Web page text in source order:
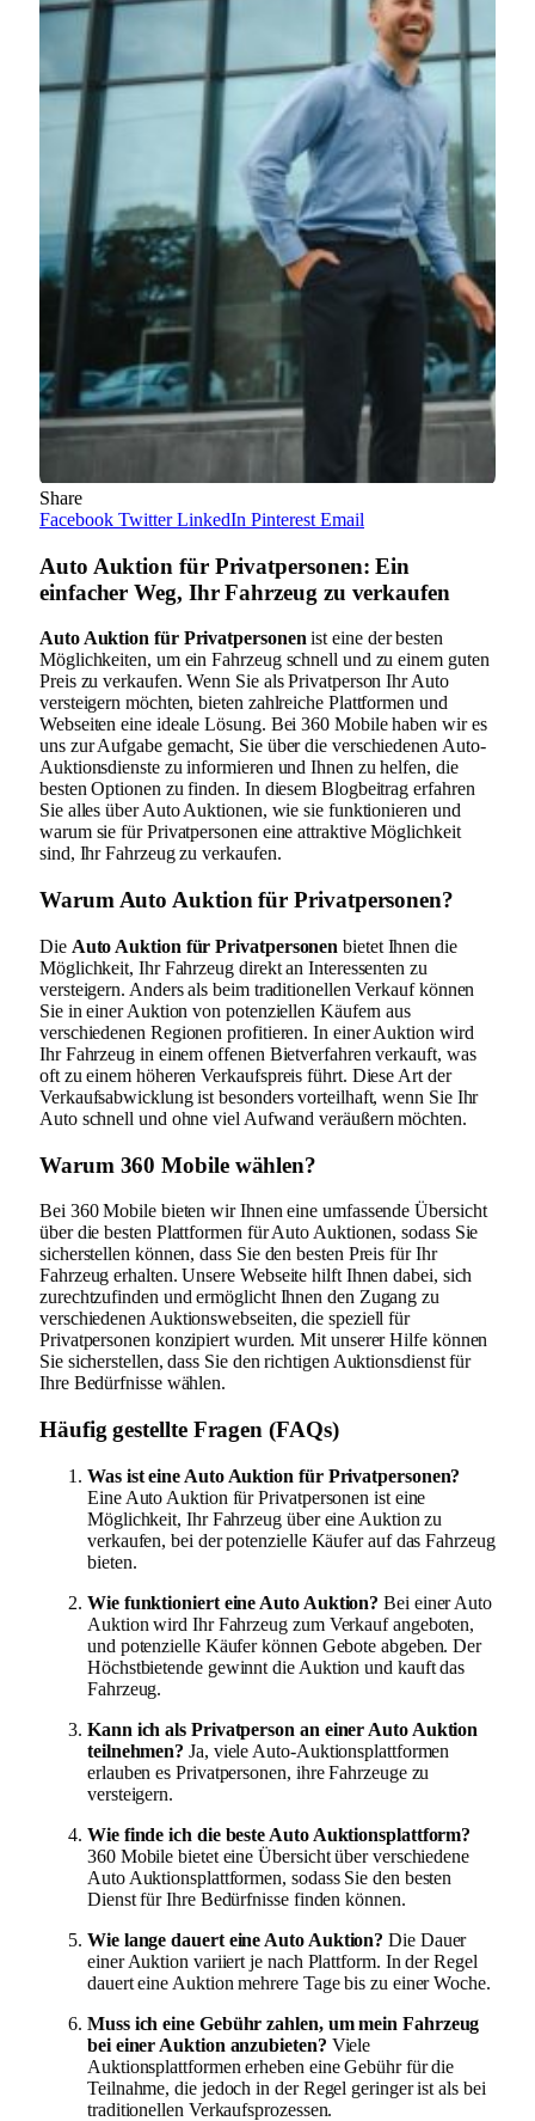
Share
Facebook Twitter LinkedIn Pinterest Email
Auto Auktion für Privatpersonen: Ein
einfacher Weg, Ihr Fahrzeug zu verkaufen
Auto Auktion für Privatpersonenist eine der besten
Möglichkeiten, um ein Fahrzeug schnell und zu einem guten
Preis zu verkaufen. Wenn Sie als Privatperson Ihr Auto
versteigern möchten, bieten zahlreiche Plattformen und
Webseiten eine ideale Lösung. Bei 360 Mobile haben wir es
uns zur Aufgabe gemacht, Sie über die verschiedenen Auto-
Auktionsdienste zu informieren und Ihnen zu helfen, die
besten Optionen zu finden. In diesem Blogbeitrag erfahren
Sie alles über Auto Auktionen, wie sie funktionieren und
warum sie für Privatpersonen eine attraktive Möglichkeit
sind, Ihr Fahrzeug zu verkaufen.
Warum Auto Auktion für Privatpersonen?
Die Auto Auktion für Privatpersonen bietet Ihnen die
Möglichkeit, Ihr Fahrzeug direkt an Interessenten zu
versteigern. Anders als beim traditionellen Verkauf können
Sie in einer Auktion von potenziellen Käufern aus
verschiedenen Regionen profitieren. In einer Auktion wird
Ihr Fahrzeug in einem offenen Bietverfahren verkauft, was
oft zu einem höheren Verkaufspreis führt. Diese Art der
Verkaufsabwicklung ist besonders vorteilhaft, wenn Sie Ihr
Auto schnell und ohne viel Aufwand veräußern möchten.
Warum 360 Mobile wählen?
Bei 360 Mobile bieten wir Ihnen eine umfassende Übersicht
über die besten Plattformen für Auto Auktionen, sodass Sie
sicherstellen können, dass Sie den besten Preis für Ihr
Fahrzeug erhalten. Unsere Webseite hilft Ihnen dabei, sich
zurechtzufinden und ermöglicht Ihnen den Zugang zu
verschiedenen Auktionswebseiten, die speziell für
Privatpersonen konzipiert wurden. Mit unserer Hilfe können
Sie sicherstellen, dass Sie den richtigen Auktionsdienst für
Ihre Bedürfnisse wählen.
Häufig gestellte Fragen (FAQs)
Was ist eine Auto Auktion für Privatpersonen?
Eine Auto Auktion für Privatpersonen ist eine
Möglichkeit, Ihr Fahrzeug über eine Auktion zu
verkaufen, bei der potenzielle Käufer auf das Fahrzeug
bieten.
Wie funktioniert eine Auto Auktion? Bei einer Auto
Auktion wird Ihr Fahrzeug zum Verkauf angeboten,
und potenzielle Käufer können Gebote abgeben. Der
Höchstbietende gewinnt die Auktion und kauft das
Fahrzeug.
Kann ich als Privatperson an einer Auto Auktion
teilnehmen? Ja, viele Auto-Auktionsplattformen
erlauben es Privatpersonen, ihre Fahrzeuge zu
versteigern.
Wie finde ich die beste Auto Auktionsplattform?
360 Mobile bietet eine Übersicht über verschiedene
Auto Auktionsplattformen, sodass Sie den besten
Dienst für Ihre Bedürfnisse finden können.
Wie lange dauert eine Auto Auktion? Die Dauer
einer Auktion variiert je nach Plattform. In der Regel
dauert eine Auktion mehrere Tage bis zu einer Woche.
Muss ich eine Gebühr zahlen, um mein Fahrzeug
bei einer Auktion anzubieten? Viele
Auktionsplattformen erheben eine Gebühr für die
Teilnahme, die jedoch in der Regel geringer ist als bei
traditionellen Verkaufsprozessen.